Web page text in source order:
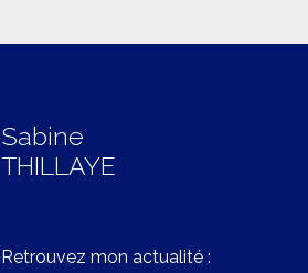
Sabine
THILLAYE
Retrouvez mon actualité :